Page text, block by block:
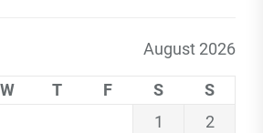
August 2026
W T F S
S
1
2